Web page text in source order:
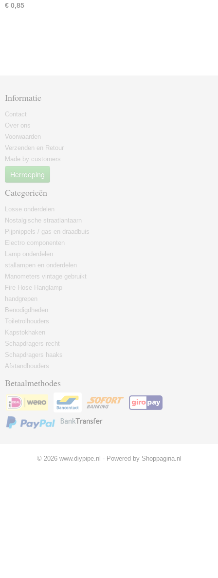
€ 0,85
Informatie
Contact
Over ons
Voorwaarden
Verzenden en Retour
Made by customers
Herroeping
Categorieën
Losse onderdelen
Nostalgische straatlantaarn
Pijpnippels / gas en draadbuis
Electro componenten
Lamp onderdelen
stallampen en onderdelen
Manometers vintage gebruikt
Fire Hose Hanglamp
handgrepen
Benodigdheden
Toiletrolhouders
Kapstokhaken
Schapdragers recht
Schapdragers haaks
Afstandhouders
Betaalmethodes
© 2026 www.diypipe.nl - Powered by Shoppagina.nl